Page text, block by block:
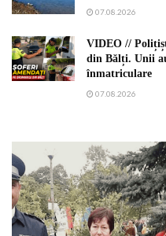
07.08.2026
VIDEO //
din Bălți. Unii
înmatriculare
07.08.2026